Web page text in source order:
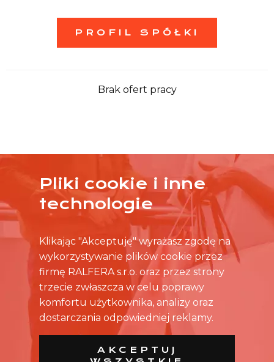
PROFIL SPÓŁKI
Brak ofert pracy
ŻADNA OFERTA CIĘ NIE ZAINTERESOWAŁA?
SKONTAKTUJ SIĘ BEZPOŚREDNIO ZE SKLEPEM.
Pliki cookie i inne
technologie
Klikając "Akceptuję" wyrażasz zgodę na
wykorzystywanie plików cookie przez
firmę RALFERA s.r.o. oraz przez strony
trzecie zwłaszcza w celu poprawy
komfortu użytkownika, analizy oraz
dostarczania odpowiedniej reklamy.
AKCEPTUJ